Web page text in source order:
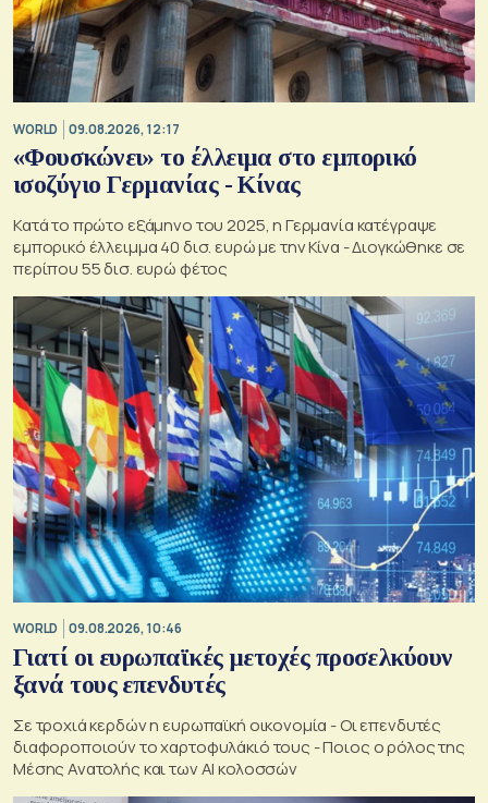
WORLD 09.08.2026, 12:17
«Φουσκώνει» το έλλειμα στο εμπορικό
ισοζύγιο Γερμανίας - Κίνας
Κατά το πρώτο εξάμηνο του 2025, η Γερμανία κατέγραψε
εμπορικό έλλειμμα 40 δισ. ευρώ με την Κίνα - Διογκώθηκε σε
περίπου 55 δισ. ευρώ φέτος
WORLD 09.08.2026, 10:46
Γιατί οι ευρωπαϊκές μετοχές προσελκύουν
ξανά τους επενδυτές
Σε τροχιά κερδών η ευρωπαϊκή οικονομία - Οι επενδυτές
διαφοροποιούν το χαρτοφυλάκιό τους - Ποιος ο ρόλος της
Μέσης Ανατολής και των AI κολοσσών